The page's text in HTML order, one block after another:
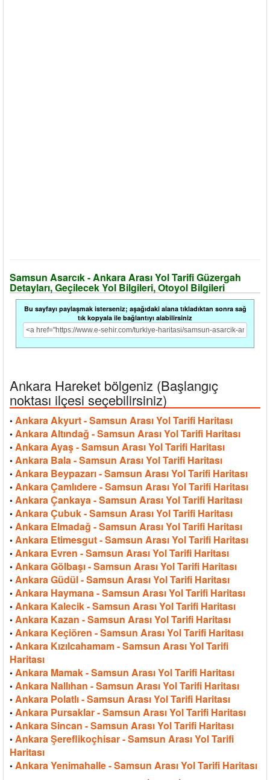
Samsun Asarcık - Ankara Arası Yol Tarifi Güzergah
Detayları, Geçilecek Yol Bilgileri, Otoyol Bilgileri
Bu sayfayı paylaşmak isterseniz; aşağıdaki alana tıkladıktan sonra sağ
tık kopyala ile bağlantıyı alabilirsiniz
Ankara Hareket bölgeniz (Başlangıç
noktası ilçesi seçebilirsiniz)
• Ankara Akyurt - Samsun Arası Yol Tarifi Haritası
• Ankara Altındağ - Samsun Arası Yol Tarifi Haritası
• Ankara Ayaş - Samsun Arası Yol Tarifi Haritası
• Ankara Bala - Samsun Arası Yol Tarifi Haritası
• Ankara Beypazarı - Samsun Arası Yol Tarifi Haritası
• Ankara Çamlıdere - Samsun Arası Yol Tarifi Haritası
• Ankara Çankaya - Samsun Arası Yol Tarifi Haritası
• Ankara Çubuk - Samsun Arası Yol Tarifi Haritası
• Ankara Elmadağ - Samsun Arası Yol Tarifi Haritası
• Ankara Etimesgut - Samsun Arası Yol Tarifi Haritası
• Ankara Evren - Samsun Arası Yol Tarifi Haritası
• Ankara Gölbaşı - Samsun Arası Yol Tarifi Haritası
• Ankara Güdül - Samsun Arası Yol Tarifi Haritası
• Ankara Haymana - Samsun Arası Yol Tarifi Haritası
• Ankara Kalecik - Samsun Arası Yol Tarifi Haritası
• Ankara Kazan - Samsun Arası Yol Tarifi Haritası
• Ankara Keçiören - Samsun Arası Yol Tarifi Haritası
• Ankara Kızılcahamam - Samsun Arası Yol Tarifi
Haritası
• Ankara Mamak - Samsun Arası Yol Tarifi Haritası
• Ankara Nallıhan - Samsun Arası Yol Tarifi Haritası
• Ankara Polatlı - Samsun Arası Yol Tarifi Haritası
• Ankara Pursaklar - Samsun Arası Yol Tarifi Haritası
• Ankara Sincan - Samsun Arası Yol Tarifi Haritası
• Ankara Şereflikoçhisar - Samsun Arası Yol Tarifi
Haritası
• Ankara Yenimahalle - Samsun Arası Yol Tarifi Haritası